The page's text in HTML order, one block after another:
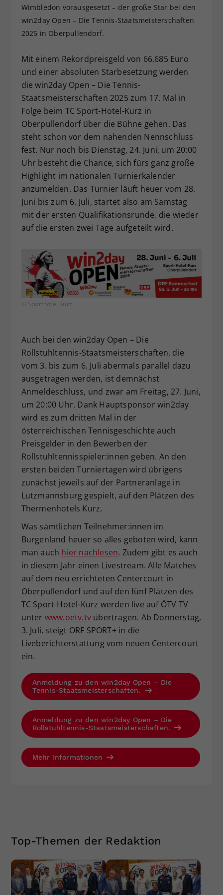
Wimbledon vorausgesetzt – der große Star bei den
win2day Open – Die Tennis-Staatsmeisterschaften
2025 in Oberpullendorf.
Mit einem Rekordpreisgeld von 66.685 Euro
und einer absoluten Starbesetzung werden
die win2day Open – Die Tennis-
Staatsmeisterschaften 2025 zum 17. Mal in
Folge beim TC Sport-Hotel-Kurz in
Oberpullendorf über die Bühne gehen. Das
steht schon vor dem nahenden Nennschluss
fest. Nur noch bis Dienstag, 24. Juni, um 20:00
Uhr besteht die Chance, sich fürs ganz große
Highlight im nationalen Turnierkalender
anzumelden. Das Turnier läuft heuer vom 28.
Juni bis zum 6. Juli, startet also am Samstag
mit der ersten Qualifikationsrunde, die wieder
auf die ersten zwei Tage aufgeteilt wird.
© Sporthotel Kurz
Auch bei den win2day Open – Die
Rollstuhltennis-Staatsmeisterschaften, die
vom 3. bis zum 6. Juli abermals parallel dazu
ausgetragen werden, ist demnächst
Anmeldeschluss, und zwar am Freitag, 27. Juni,
um 20:00 Uhr. Dank Hauptsponsor win2day
wird es zum dritten Mal in der
österreichischen Tennisgeschichte auch
Preisgelder in den Bewerben der
Rollstuhltennisspieler:innen geben. An den
ersten beiden Turniertagen wird übrigens
zunächst jeweils auf der Partneranlage in
Lutzmannsburg gespielt, auf den Plätzen des
Thermenhotels Kurz.
Was sämtlichen Teilnehmer:innen im
Burgenland heuer so alles geboten wird, kann
man auch hier nachlesen. Zudem gibt es auch
in diesem Jahr einen Livestream. Alle Matches
auf dem neu errichteten Centercourt in
Oberpullendorf und auf den fünf Plätzen des
TC Sport-Hotel-Kurz werden live auf ÖTV TV
unter www.oetv.tvübertragen. Ab Donnerstag,
3. Juli, steigt ORF SPORT+ in die
Liveberichterstattung vom neuen Centercourt
ein.
Anmeldung zu den win2day Open – Die
Tennis-Staatsmeisterschaften.
Anmeldung zu den win2day Open – Die
Rollstuhltennis-Staatsmeisterschaften.
Mehr Informationen
Top-Themen der Redaktion
Dieser Wert speichert Ihre Consent-
Einstellungen. Unter anderem eine
zufällig generierte ID, für die
vorgenommen Einstellungen, falls der
Webseiten-Betreiber dies eingestellt
hat.